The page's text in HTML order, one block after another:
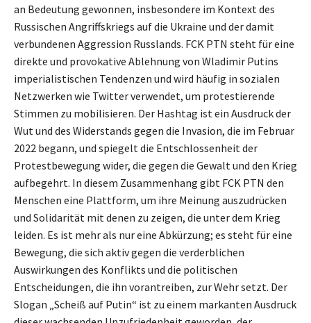
an Bedeutung gewonnen, insbesondere im Kontext des
Russischen Angriffskriegs auf die Ukraine und der damit
verbundenen Aggression Russlands. FCK PTN steht für eine
direkte und provokative Ablehnung von Wladimir Putins
imperialistischen Tendenzen und wird häufig in sozialen
Netzwerken wie Twitter verwendet, um protestierende
Stimmen zu mobilisieren. Der Hashtag ist ein Ausdruck der
Wut und des Widerstands gegen die Invasion, die im Februar
2022 begann, und spiegelt die Entschlossenheit der
Protestbewegung wider, die gegen die Gewalt und den Krieg
aufbegehrt. In diesem Zusammenhang gibt FCK PTN den
Menschen eine Plattform, um ihre Meinung auszudrücken
und Solidarität mit denen zu zeigen, die unter dem Krieg
leiden. Es ist mehr als nur eine Abkürzung; es steht für eine
Bewegung, die sich aktiv gegen die verderblichen
Auswirkungen des Konflikts und die politischen
Entscheidungen, die ihn vorantreiben, zur Wehr setzt. Der
Slogan „Scheiß auf Putin“ ist zu einem markanten Ausdruck